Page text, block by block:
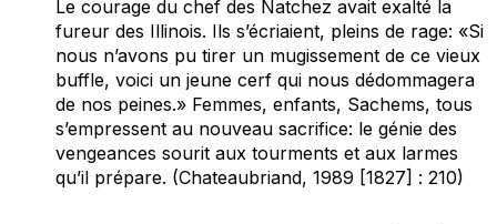
Le courage du chef des Natchez avait exalté la
fureur des Illinois. Ils s’écriaient, pleins de rage: «Si
nous n’avons pu tirer un mugissement de ce vieux
buffle, voici un jeune cerf qui nous dédommagera
de nos peines.» Femmes, enfants, Sachems, tous
s’empressent au nouveau sacrifice: le génie des
vengeances sourit aux tourments et aux larmes
qu’il prépare. (Chateaubriand, 1989 [1827] : 210)